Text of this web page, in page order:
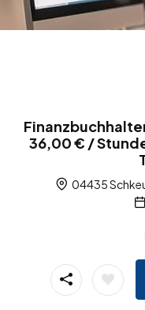
36,00 € /
04435